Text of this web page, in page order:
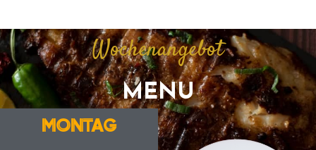
Wochenangebot
MENU
MONTAG